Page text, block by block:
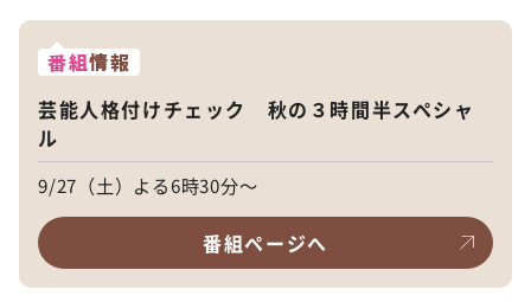
番組情報
芸能人格付けチェック 秋の３時間半スペシャ
ル
9/27（土）よる6時30分～
番組ページへ